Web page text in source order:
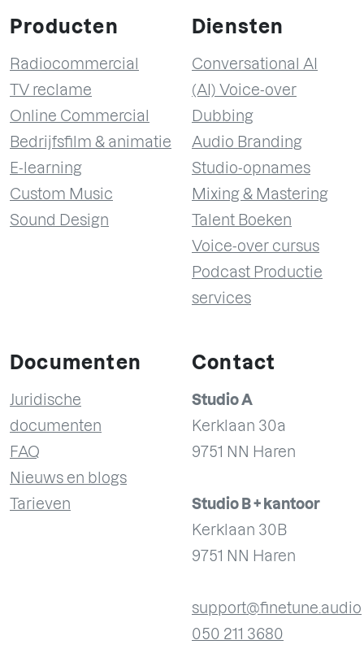
Producten
Radiocommercial
TV reclame
Online Commercial
Bedrijfsfilm & animatie
E-learning
Custom Music
Sound Design
Diensten
Conversational AI
(AI) Voice-over
Dubbing
Audio Branding
Studio-opnames
Mixing & Mastering
Talent Boeken
Voice-over cursus
Podcast Productie
services
Documenten
Juridische
documenten
FAQ
Nieuws en blogs
Tarieven
Contact
Studio A
Kerklaan 30a
9751 NN Haren
Studio B + kantoor
Kerklaan 30B
9751 NN Haren
support@finetune.audio
050 211 3680